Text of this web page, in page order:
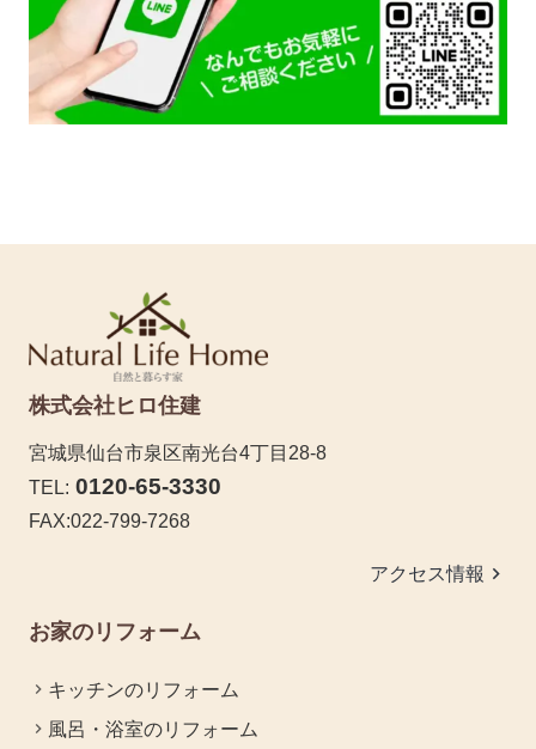
株式会社ヒロ住建
宮城県仙台市泉区南光台4丁目28-8
TEL: 0120-65-3330
FAX:022-799-7268
アクセス情報 keyboard_arrow_right
お家のリフォーム
キッチンのリフォーム
風呂・浴室のリフォーム